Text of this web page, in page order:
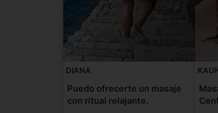
DIANA
Puedo ofrecerte un masaje
con ritual relajante.